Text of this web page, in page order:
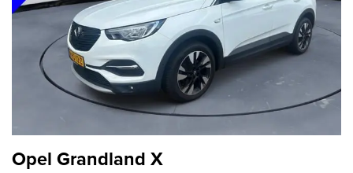
Opel Grandland X